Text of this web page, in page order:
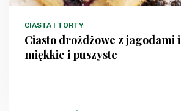
CIASTA I TORTY
Ciasto drożdżowe z jagodami
miękkie i puszyste